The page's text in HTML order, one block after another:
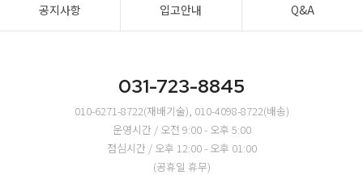
공지사항 입고안내 Q&A
031-723-8845
010-6271-8722(재배기술), 010-4098-8722(배송)
운영시간 / 오전 9:00 - 오후 5:00
점심시간 / 오후 12:00 - 오후 01:00
(공휴일 휴무)